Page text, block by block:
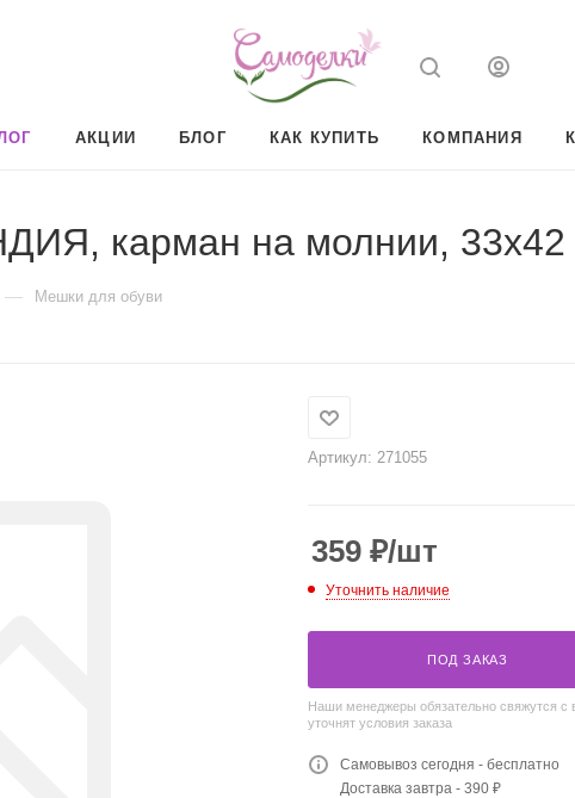
АКЦИИ БЛОГ КАК КУПИТЬ КОМПАНИЯ
карман на молнии, 33х42
— Мешки для обуви
Артикул: 271055
359 ₽/шт
Уточнить наличие
ПОД ЗАКАЗ
Наши менеджеры обязательно свяжутся с
уточнят условия заказа
Самовывоз сегодня - бесплатно
Доставка завтра - 390 ₽